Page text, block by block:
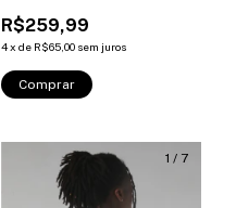
R$259,99
4x de R$65,00 sem juros
Comprar
1 / 7